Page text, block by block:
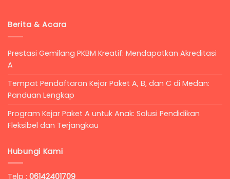
Berita & Acara
Prestasi Gemilang PKBM Kreatif: Mendapatkan Akreditasi
A
Tempat Pendaftaran Kejar Paket A, B, dan C di Medan:
Panduan Lengkap
Program Kejar Paket A untuk Anak: Solusi Pendidikan
Fleksibel dan Terjangkau
Hubungi Kami
Telp : 06142401709